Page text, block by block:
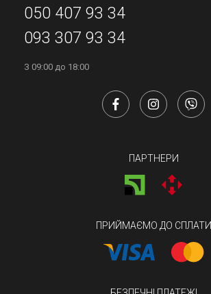
050 407 93 34
093 307 93 34
З 09:00 до 18:00
ПАРТНЕРИ
ПРИЙМАЄМО ДО СПЛАТИ